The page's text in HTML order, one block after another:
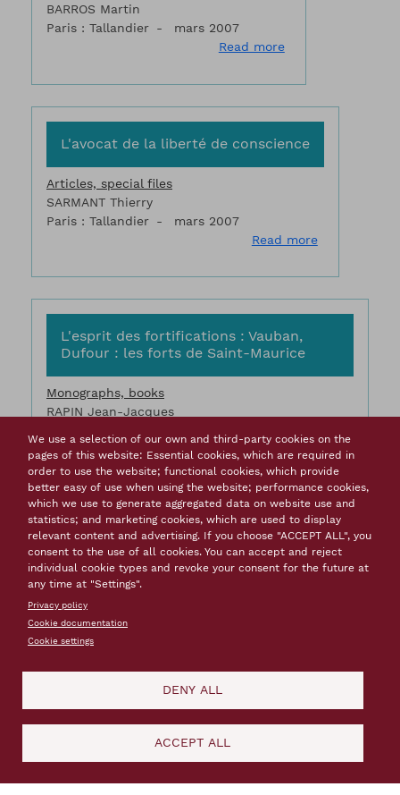
BARROS Martin
Paris : Tallandier
mars 2007
Read moreabout L'attaquant
L'avocat de la liberté de conscience
Articles, special files
SARMANT Thierry
Paris : Tallandier
mars 2007
Read moreabout
L'esprit des fortifications : Vauban,
Dufour : les forts de Saint-Maurice
Monographs, books
RAPIN Jean-Jacques
universitaires romandes
2003
Read moreabout
L'héritage culturel Vauban à
Luxembourg : un itinéraire culturel du
Conseil de l'Europe pour un voyage
dans le temps et dans l'espace
Other
Luxembourg : Saint-Paul
juin 2005
We use a selection of our own and third-party cookies on the
pages of this website: Essential cookies, which are required in
order to use the website; functional cookies, which provide
better easy of use when using the website; performance cookies,
which we use to generate aggregated data on website use and
statistics; and marketing cookies, which are used to display
relevant content and advertising. If you choose "ACCEPT ALL", you
consent to the use of all cookies. You can accept and reject
individual cookie types and revoke your consent for the future at
any time at "Settings".
Privacy policy
Cookie documentation
Cookie settings
DENY ALL
ACCEPT ALL